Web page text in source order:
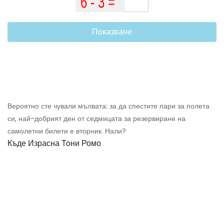
Показване
Вероятно сте чували мълвата: за да спестите пари за полета
си, най-добрият ден от седмицата за резервиране на
самолетни билети е вторник. Нали?
Къде Израсна Тони Ромо